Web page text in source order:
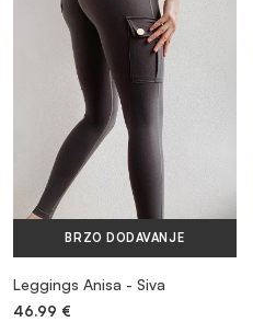
BRZO DODAVANJE
Leggings Anisa - Siva
46.99 €